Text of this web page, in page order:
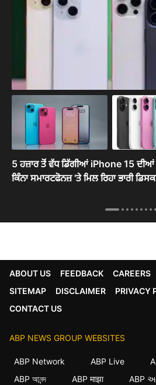
5 ਹਜ਼ਾਰ ਤੋਂ ਵੱਧ ਡਿੱਗੀਆਂ iPhone 15 ਦੀਆਂ
ਕਿੰਨਾ ਸਮਾਰਟਫੋਨਜ਼ 'ਤੇ ਮਿਲ ਰਿਹਾ ਭਾਰੀ
ABOUT US FEEDBACK CAREERS
SITEMAP
DISCLAIMER
PRIVACY
CONTACT US
ABP NEWS GROUP WEBSITES
ABP Network ABP Live
ABP আনন্দ
ABP माझा ABP